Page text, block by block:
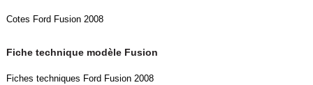
Cotes Ford Fusion 2008
Fiche technique modèle Fusion
Fiches techniques Ford Fusion 2008